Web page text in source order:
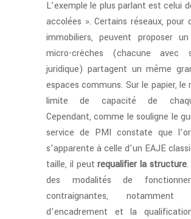
L’exemple le plus parlant est celui
accolées ». Certains réseaux, pour
immobiliers, peuvent proposer
micro-crèches (chacune avec
juridique) partagent un même
espaces communs. Sur le papier,
limite de capacité de
Cependant, comme le souligne le
service de PMI constate que
s’apparente à celle d’un EAJE
taille, il peutrequalifier la structure
des modalités de
contraignantes,
d’encadrement et la